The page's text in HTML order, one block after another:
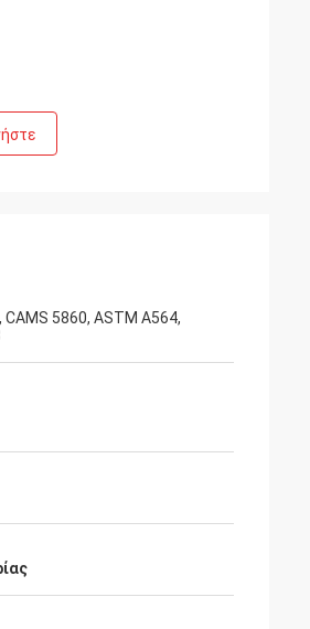
CAMS 5860, ASTM A564,